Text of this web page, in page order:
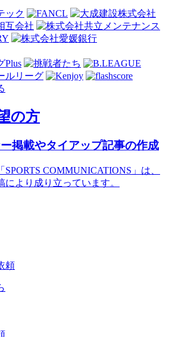
の方
掲載やタイアップ記事の作成
COMMUNICATIONS」は、
より成り立っています。
頼